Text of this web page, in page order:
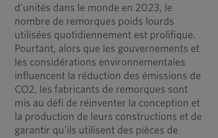
d’unités dans le monde en 2023, le
nombre de remorques poids lourds
utilisées quotidiennement est prolifique.
Pourtant, alors que les gouvernements et
les considérations environnementales
influencent la réduction des émissions de
CO2, les fabricants de remorques sont
mis au défi de réinventer la conception et
la production de leurs constructions et de
garantir qu'ils utilisent des pièces de